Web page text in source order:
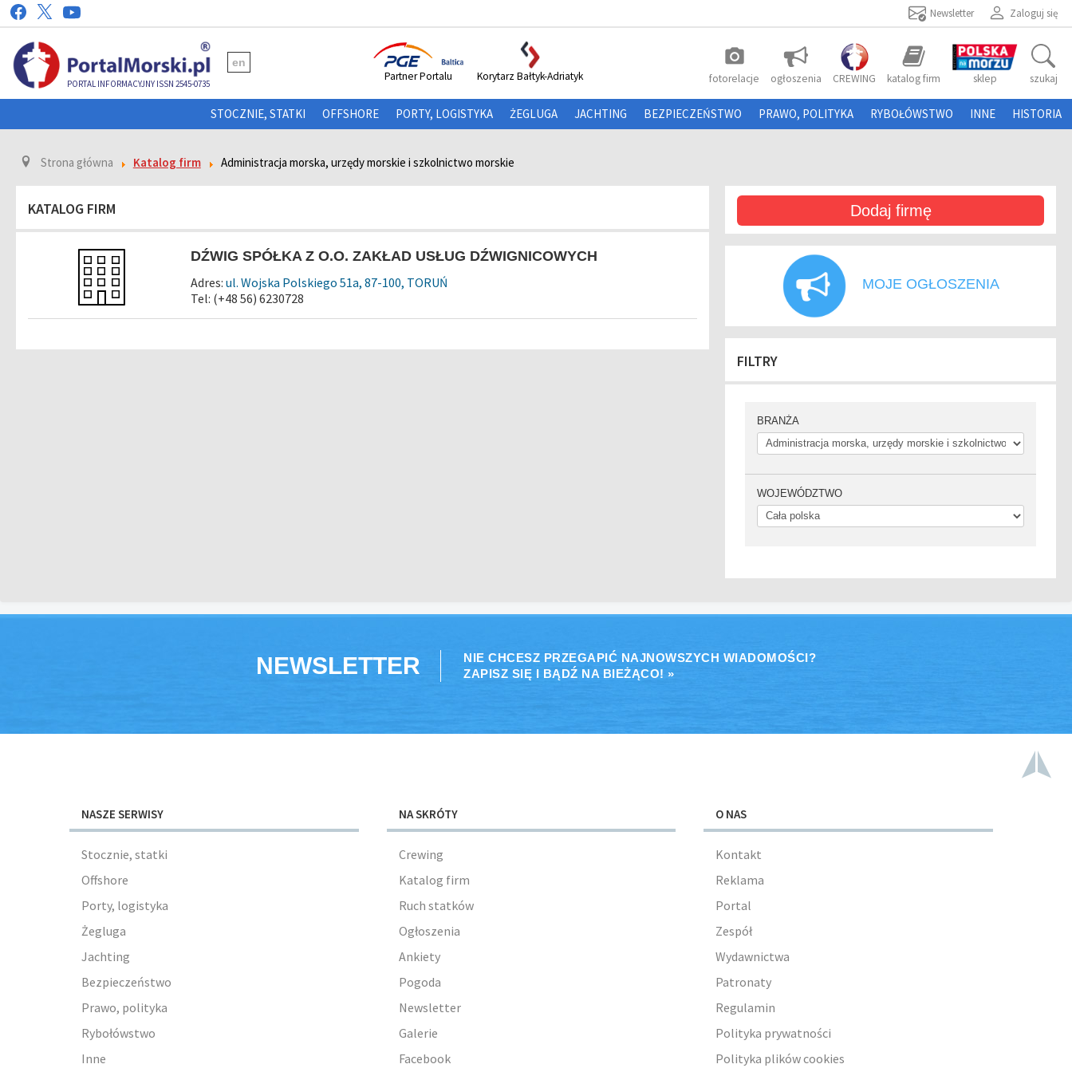
Zaloguj się
Newsletter
PORTAL INFORMACYJNY ISSN 2545-0735
en photo_camera
fotorelacje ogłoszenia CREWING katalog firm sklep szukaj
Partner Portalu Korytarz Bałtyk-Adriatyk
STOCZNIE, STATKI OFFSHORE PORTY, LOGISTYKA ŻEGLUGA JACHTING BEZPIECZEŃSTWO PRAWO, POLITYKA RYBOŁÓWSTWO INNE HISTORIA
Strona główna Katalog firm Administracja morska, urzędy morskie i szkolnictwo morskie
KATALOG FIRM
DŹWIG SPÓŁKA Z O.O. ZAKŁAD USŁUG DŹWIGNICOWYCH
Adres: ul. Wojska Polskiego 51a, 87-100, TORUŃ
Tel: (+48 56) 6230728
Dodaj firmę
MOJE OGŁOSZENIA
FILTRY
BRANŻA
WOJEWÓDZTWO
NEWSLETTER
NIE CHCESZ PRZEGAPIĆ NAJNOWSZYCH WIADOMOŚCI?
ZAPISZ SIĘ I BĄDŹ NA BIEŻĄCO! »
NASZE SERWISY
Stocznie, statki
Offshore
Porty, logistyka
Żegluga
Jachting
Bezpieczeństwo
Prawo, polityka
Rybołówstwo
Inne
NA SKRÓTY
Crewing
Katalog firm
Ruch statków
Ogłoszenia
Ankiety
Pogoda
Newsletter
Galerie
Facebook
O NAS
Kontakt
Reklama
Portal
Zespół
Wydawnictwa
Patronaty
Regulamin
Polityka prywatności
Polityka plików cookies